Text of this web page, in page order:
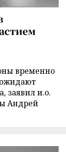
временно
заявил и.о.
Андрей